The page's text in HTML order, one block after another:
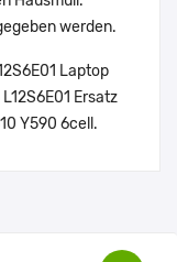
werden.
Laptop
Ersatz
Y590 6cell.